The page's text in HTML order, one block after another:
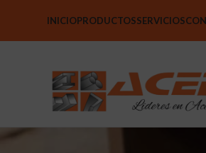
INICIOPRODUCTOSSERVICIOS